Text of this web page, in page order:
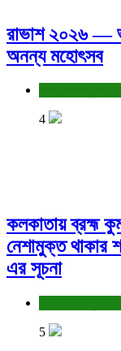
রাভাশ ২০২৬ —
অনন্য মহোৎসব
4
কলকাতায় ব্রহ্ম
নেশামুক্ত থাকার
এর সূচনা
5